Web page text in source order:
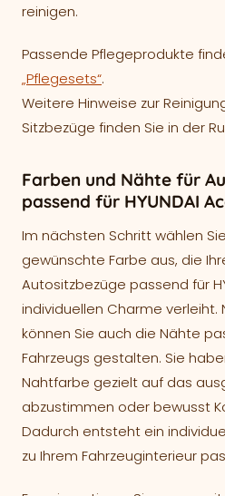
reinigen.
Passende Pflegeprodukte
„Pflegesets“.
Weitere Hinweise zur
Sitzbezüge finden Sie in der
Farben und Nähte für
passend für HYUNDAI
Im nächsten Schritt wählen
gewünschte Farbe aus, die
Autositzbezüge passend für
individuellen Charme verleiht.
können Sie auch die Nähte
Fahrzeugs gestalten. Sie
Nahtfarbe gezielt auf das
abzustimmen oder bewusst
Dadurch entsteht ein
zu Ihrem Fahrzeuginterieur